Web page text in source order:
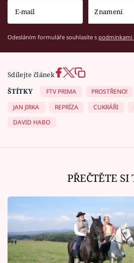
Odesláním formuláře souhlasíte s podmínkami
Sdílejte článek
ŠTÍTKY
FTV PRIMA PROSTŘENO!
JAN JIRKA
REPRÍZA CUKRÁŘI
DAVID HABO
PŘEČTĚTE SI